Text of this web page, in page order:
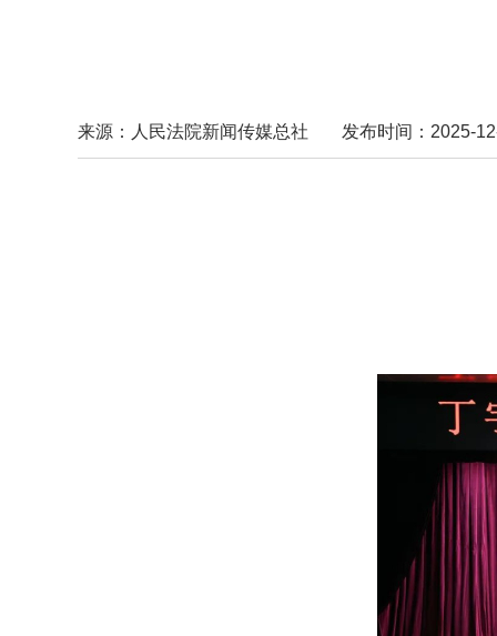
来源：人民法院新闻传媒总社 发布时间：2025-